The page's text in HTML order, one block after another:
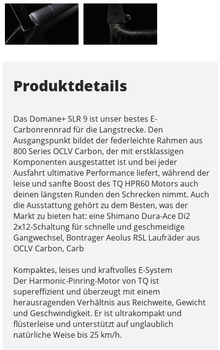
Produktdetails
Das Domane+ SLR 9 ist unser bestes E-
Carbonrennrad für die Langstrecke. Den
Ausgangspunkt bildet der federleichte Rahmen aus
800 Series OCLV Carbon, der mit erstklassigen
Komponenten ausgestattet ist und bei jeder
Ausfahrt ultimative Performance liefert, während der
leise und sanfte Boost des TQ HPR60 Motors auch
deinen längsten Runden den Schrecken nimmt. Auch
die Ausstattung gehört zu dem Besten, was der
Markt zu bieten hat: eine Shimano Dura-Ace Di2
2x12-Schaltung für schnelle und geschmeidige
Gangwechsel, Bontrager Aeolus RSL Laufräder aus
OCLV Carbon, Carb
Kompaktes, leises und kraftvolles E-System
Der Harmonic-Pinring-Motor von TQ ist
supereffizient und überzeugt mit einem
herausragenden Verhältnis aus Reichweite, Gewicht
und Geschwindigkeit. Er ist ultrakompakt und
flüsterleise und unterstützt auf unglaublich
natürliche Weise bis 25 km/h.